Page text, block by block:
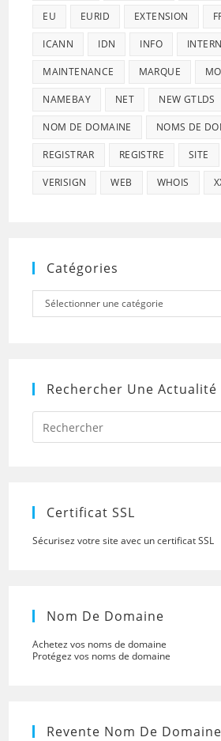
EU EURID EXTENSION
ICANN IDN INFO
MAINTENANCE MARQUE
NAMEBAY NET NEW GTLDS
NOM DE DOMAINE NOMS DE
REGISTRAR REGISTRE SITE
VERISIGN WEB WHOIS
Catégories
Catégories
Sélectionner une catégorie
Rechercher Une Actualité
Certificat SSL
Sécurisez votre site avec un certificat SSL
Nom De Domaine
Achetez vos noms de domaine
Protégez vos noms de domaine
Revente Nom De Domaine